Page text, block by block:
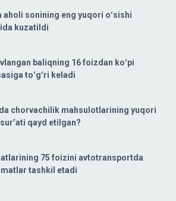
aholi sonining eng yuqori oʻsishi
kuzatildi
baliqning 16 foizdan koʻpi
toʻgʻri keladi
chorvachilik mahsulotlarining yuqori
qayd etilgan?
75 foizini avtotransportda
tashkil etadi